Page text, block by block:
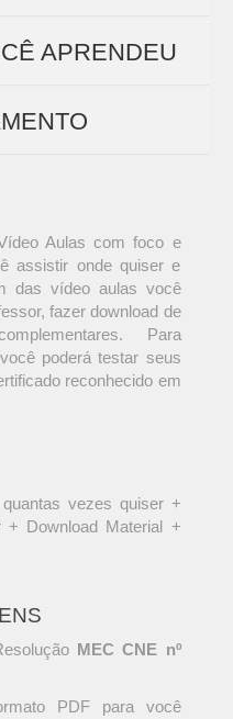
APRENDEU
Aulas com foco e
assistir onde quiser e
das vídeo aulas você
fazer download de
Para
poderá testar seus
reconhecido em
vezes quiser +
Download Material +
MEC CNE nº
PDF para você